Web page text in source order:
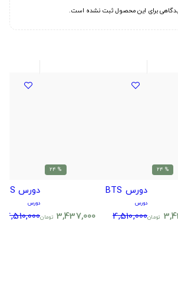
برای این محصول ثبت نشده است.
% 24
تومان
% 24
دورس BTS
دورس
4,510,000
3,437,000 تومان
دورس BTS
دورس
4,510,000